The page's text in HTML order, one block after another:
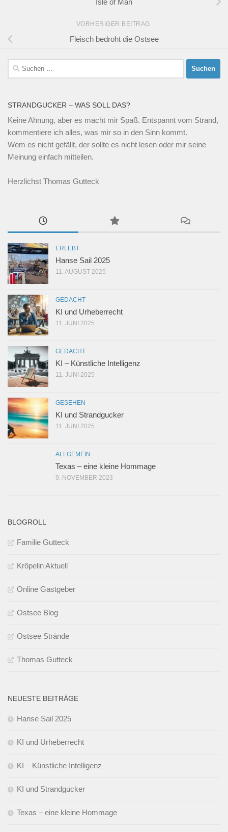
VORHERIGER BEITRAG
Fleisch bedroht die Ostsee
Suchen
nach:
STRANDGUCKER – WAS SOLL DAS?
Keine Ahnung, aber es macht mir Spaß. Entspannt vom Strand,
kommentiere ich alles, was mir so in den Sinn kommt.
Wem es nicht gefällt, der sollte es nicht lesen oder mir seine
Meinung einfach mitteilen.
Herzlichst Thomas Gutteck
ERLEBT
Hanse Sail 2025
11. AUGUST 2025
GEDACHT
KI und Urheberrecht
11. JUNI 2025
GEDACHT
KI – Künstliche Intelligenz
11. JUNI 2025
GESEHEN
KI und Strandgucker
11. JUNI 2025
ALLGEMEIN
Texas – eine kleine Hommage
9. NOVEMBER 2023
BLOGROLL
Familie Gutteck
Kröpelin Aktuell
Online Gastgeber
Ostsee Blog
Ostsee Strände
Thomas Gutteck
NEUESTE BEITRÄGE
Hanse Sail 2025
KI und Urheberrecht
KI – Künstliche Intelligenz
KI und Strandgucker
Texas – eine kleine Hommage